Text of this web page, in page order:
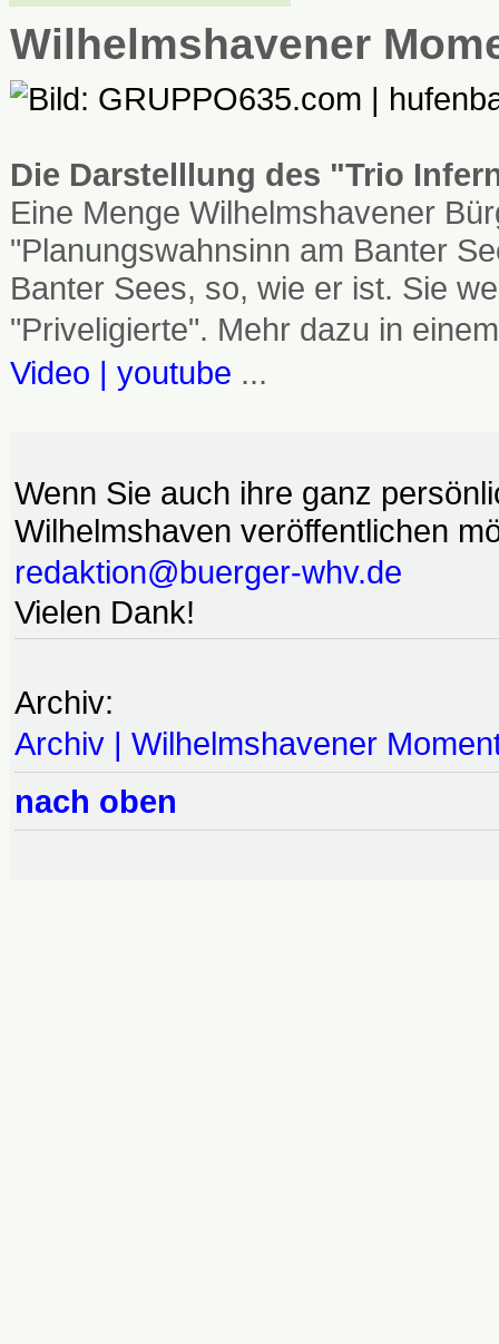
Wilhelmshavener
Die Darstelllung des "Trio
Eine Menge Wilhelmshavener
"Planungswahnsinn am Banter
Banter Sees, so, wie er ist. Sie
"Priveligierte". Mehr dazu in
Video | youtube ...
Wenn Sie auch ihre ganz
Wilhelmshaven veröffentlichen
redaktion@buerger-whv.de
Vielen Dank!
Archiv:
Archiv | Wilhelmshavener
nach oben